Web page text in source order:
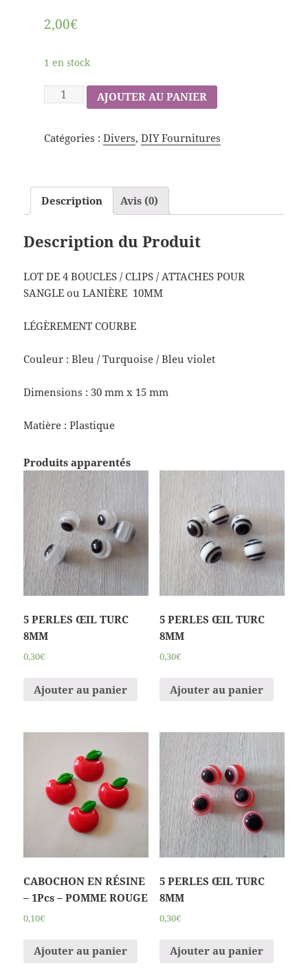
2,00€
1 en stock
AJOUTER AU PANIER
Catégories : Divers, DIY Fournitures
Description Avis (0)
Description du Produit
LOT DE 4 BOUCLES / CLIPS / ATTACHES POUR
SANGLE ou LANIÈRE 10MM
LÉGÈREMENT COURBE
Couleur : Bleu / Turquoise / Bleu violet
Dimensions : 30 mm x 15 mm
Matière : Plastique
Produits apparentés
5 PERLES ŒIL TURC
8MM
0,30€
Ajouter au panier
5 PERLES ŒIL TURC
8MM
0,30€
Ajouter au panier
CABOCHON EN RÉSINE
– 1Pcs – POMME ROUGE
0,10€
Ajouter au panier
5 PERLES ŒIL TURC
8MM
0,30€
Ajouter au panier